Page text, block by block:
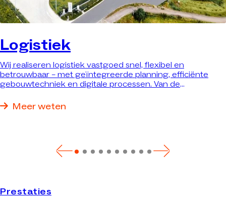
Logistiek
Wij realiseren logistiek vastgoed snel, flexibel en
betrouwbaar – met geïntegreerde planning, efficiënte
gebouwtechniek en digitale processen. Van de
nieuwbouw: wij realiseren precies het pand dat optimaal
aan uw eisen voldoet.
Meer weten
Prestaties